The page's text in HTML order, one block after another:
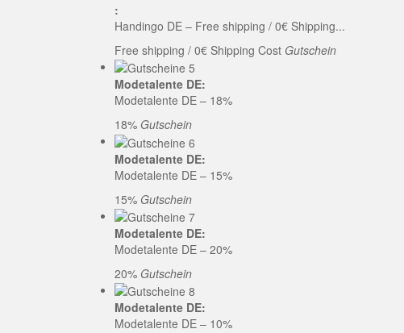
:
Handingo DE – Free shipping / 0€ Shipping...
Free shipping / 0€ Shipping Cost Gutschein
Modetalente DE:
Modetalente DE – 18%
18% Gutschein
Modetalente DE:
Modetalente DE – 15%
15% Gutschein
Modetalente DE:
Modetalente DE – 20%
20% Gutschein
Modetalente DE:
Modetalente DE – 10%